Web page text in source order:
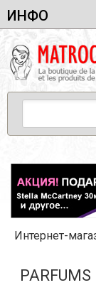
ИНФО
Интернет-
PARFUMS